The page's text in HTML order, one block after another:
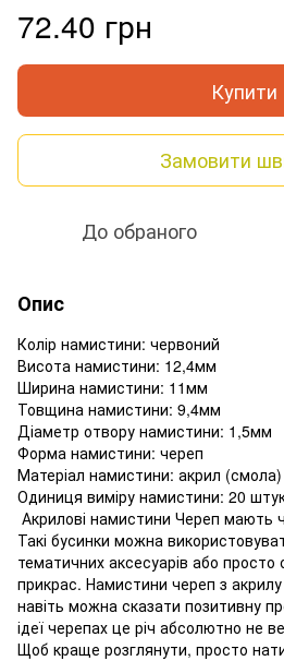
72.40 грн
Купити
Замовити
До обраного
Опис
Колір намистини: червоний
Висота намистини: 12,4мм
Ширина намистини: 11мм
Товщина намистини: 9,4мм
Діаметр отвору намистини: 1,5мм
Форма намистини: череп
Матеріал намистини: акрил (смола)
Одиниця виміру намистини: 20
Акрилові намистини Череп мають
Такі бусинки можна
тематичних аксесуарів або просто
прикрас. Намистини череп з
навіть можна сказати позитивну
ідеї черепах це річ абсолютно не
Щоб краще розглянути, просто